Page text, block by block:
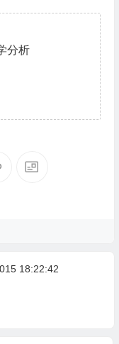
分析
18:22:42